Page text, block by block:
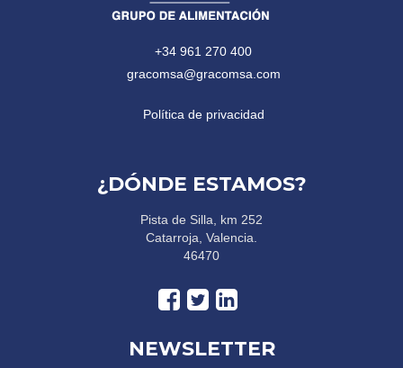
+34 961 270 400
gracomsa@gracomsa.com
Política de privacidad
¿DÓNDE ESTAMOS?
Pista de Silla, km 252
Catarroja, Valencia.
46470
NEWSLETTER